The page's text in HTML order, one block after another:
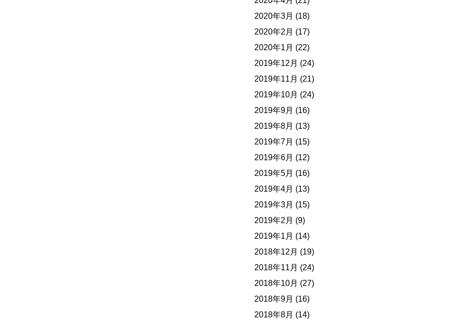
2020年3月 (18)
2020年2月 (17)
2020年1月 (22)
2019年12月 (24)
2019年11月 (21)
2019年10月 (24)
2019年9月 (16)
2019年8月 (13)
2019年7月 (15)
2019年6月 (12)
2019年5月 (16)
2019年4月 (13)
2019年3月 (15)
2019年2月 (9)
2019年1月 (14)
2018年12月 (19)
2018年11月 (24)
2018年10月 (27)
2018年9月 (16)
2018年8月 (14)